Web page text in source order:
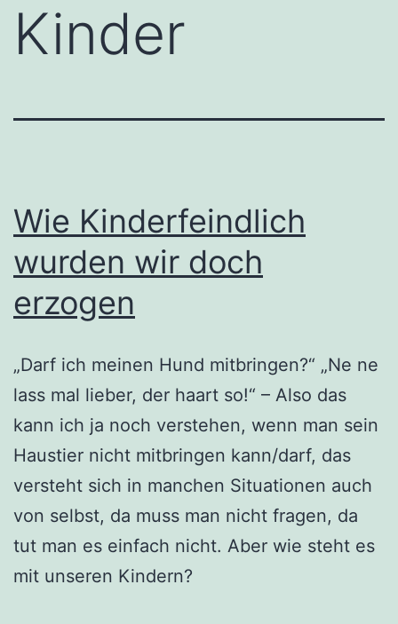
Kinder
Wie Kinderfeindlich
wurden wir doch
erzogen
„Darf ich meinen Hund mitbringen?“ „Ne ne
lass mal lieber, der haart so!“ – Also das
kann ich ja noch verstehen, wenn man sein
Haustier nicht mitbringen kann/darf, das
versteht sich in manchen Situationen auch
von selbst, da muss man nicht fragen, da
tut man es einfach nicht. Aber wie steht es
mit unseren Kindern?